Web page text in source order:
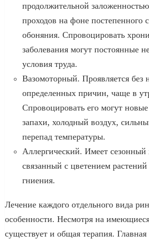
продолжительной
проходов на фоне постепенного
обоняния. Спровоцировать
заболевания могут постоянные
условия труда.
Вазомоторный. Проявляется без
определенных причин, чаще в
Спровоцировать его могут
запахи, холодный воздух,
перепад температуры.
Аллергический. Имеет сезонный
связанный с цветением
гниения.
Лечение каждого отдельного вида
особенности. Несмотря на
существует и общая терапия. Главная